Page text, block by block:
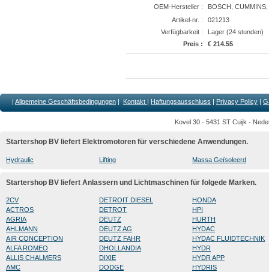
OEM-Hersteller :
BOSCH,
Artikel-nr. :
021213
Verfügbarkeit :
Lager (24 stunden)
Preis :
€ 214.55
| Allgemeine Geschäftsbedingungen | Kontakt | Haftungsausschluss | Privacy Policy |
Kovel 30 - 5431 ST Cuijk -
Startershop BV liefert Elektromotoren für verschiedene Anwendungen.
Hydraulic Lifting Massa Geïsoleerd
Startershop BV liefert Anlassern und Lichtmaschinen für folgede Marken.
2CV
ACTROS
AGRIA
AHLMANN
AIR CONCEPTION
ALFA ROMEO
ALLIS CHALMERS
AMC
DETROIT DIESEL
DETROT
DEUTZ
DEUTZ AG
DEUTZ FAHR
DHOLLANDIA
DIXIE
DODGE
HONDA
HPI
HURTH
HYDAC
HYDAC FLUIDTECHNIK
HYDR
HYDR APP
HYDRIS